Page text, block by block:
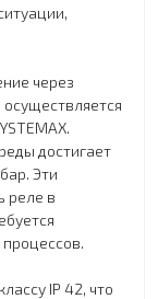
через
достигает
Эти
реле в
IP 42, что